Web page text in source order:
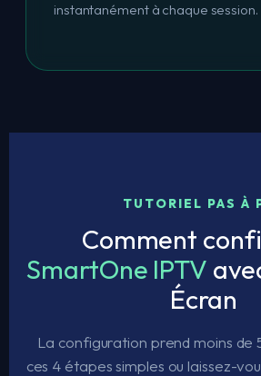
instantanément à chaque session.
TUTORIEL PAS À
Comment
SmartOne IPTV
Écran
La configuration prend moins de
ces 4 étapes simples ou laissez-